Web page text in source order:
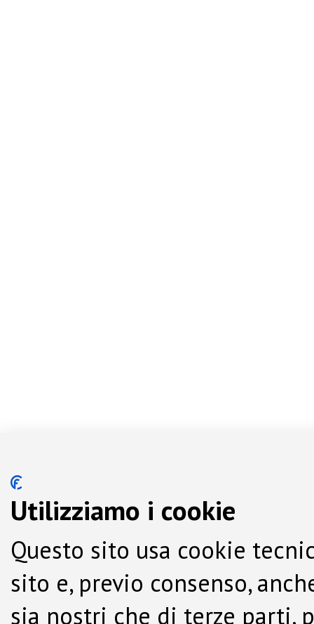
Utilizziamo i cookie
Questo sito usa cookie
sito e, previo consenso,
sia nostri che di terze parti,